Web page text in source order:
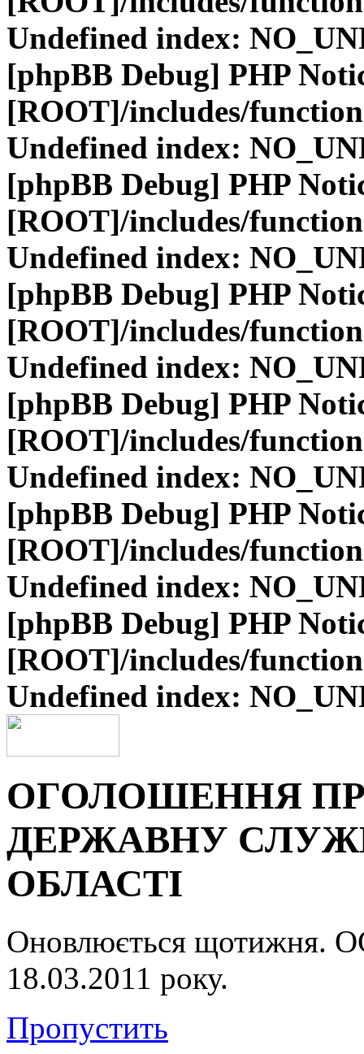
Undefined index:
[phpBB Debug] PHP
[ROOT]/includes/
Undefined index:
[phpBB Debug] PHP
[ROOT]/includes/
Undefined index:
[phpBB Debug] PHP
[ROOT]/includes/
Undefined index:
[phpBB Debug] PHP
[ROOT]/includes/
Undefined index:
[phpBB Debug] PHP
[ROOT]/includes/
Undefined index:
[phpBB Debug] PHP
[ROOT]/includes/
Undefined index:
ОГОЛОШЕННЯ
ДЕРЖАВНУ
ОБЛАСТІ
Оновлюється
18.03.2011 року.
Пропустить